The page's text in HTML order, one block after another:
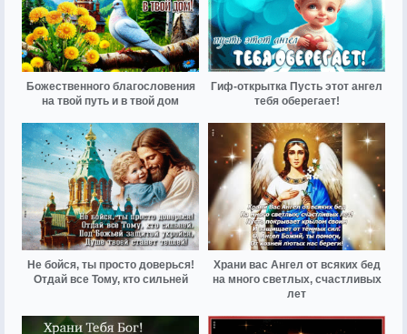
Божественного благословения
на твой путь и в твой дом
Гиф-открытка Пусть этот ангел
тебя оберегает!
Не бойся, ты просто доверься!
Отдай все Тому, кто сильней
Храни вас Ангел от всяких бед
на много светлых, счастливых
лет